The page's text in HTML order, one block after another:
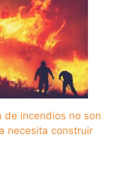
de incendios no son
necesita construir